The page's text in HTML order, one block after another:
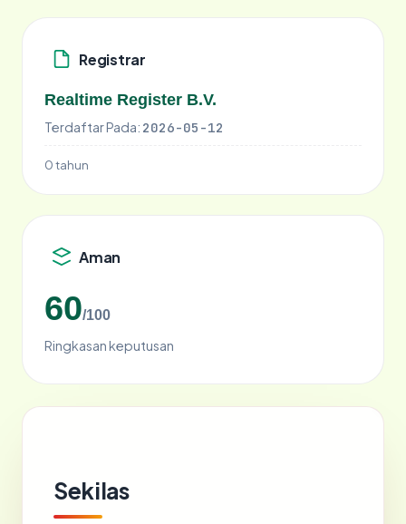
Registrar
Realtime Register B.V.
Terdaftar Pada: 2026-05-12
0 tahun
Aman
60/100
Ringkasan keputusan
Sekilas